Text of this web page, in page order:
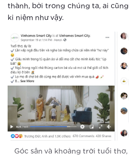
thành, bởi trong chúng ta, ai
kỉ niệm như vậy.
Góc sân và khoảng trời tuổi
Xem thêm
Ra mắt vườn
Xem thêm
Khám phá
chất tại Hà Nội